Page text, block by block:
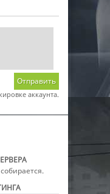
Отправить
аккаунта.